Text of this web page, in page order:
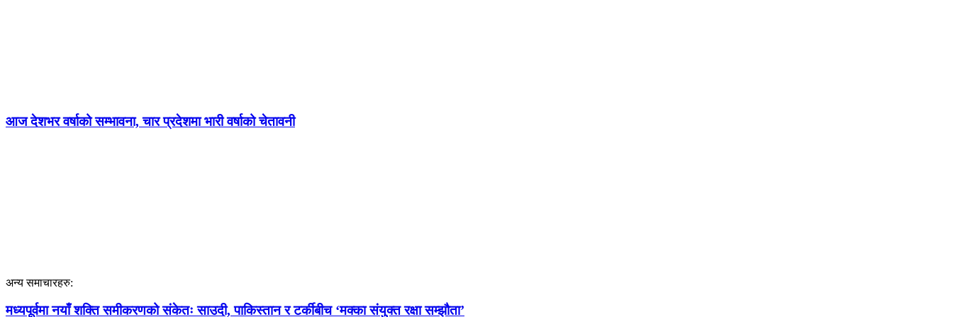
आज देशभर वर्षाको सम्भावना, चार प्रदेशमा भारी वर्षाको चेतावनी
अन्य समाचारहरु:
मध्यपूर्वमा नयाँ शक्ति समीकरणको संकेतः साउदी, पाकिस्तान र टर्कीबीच ‘मक्का संयुक्त रक्षा सम्झौता’